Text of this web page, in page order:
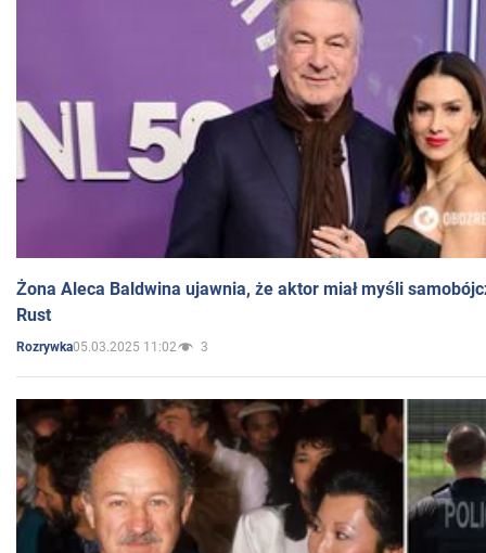
Żona Aleca Baldwina ujawnia, że aktor miał myśli
Rust
Rozrywka05.03.2025 11:02 3